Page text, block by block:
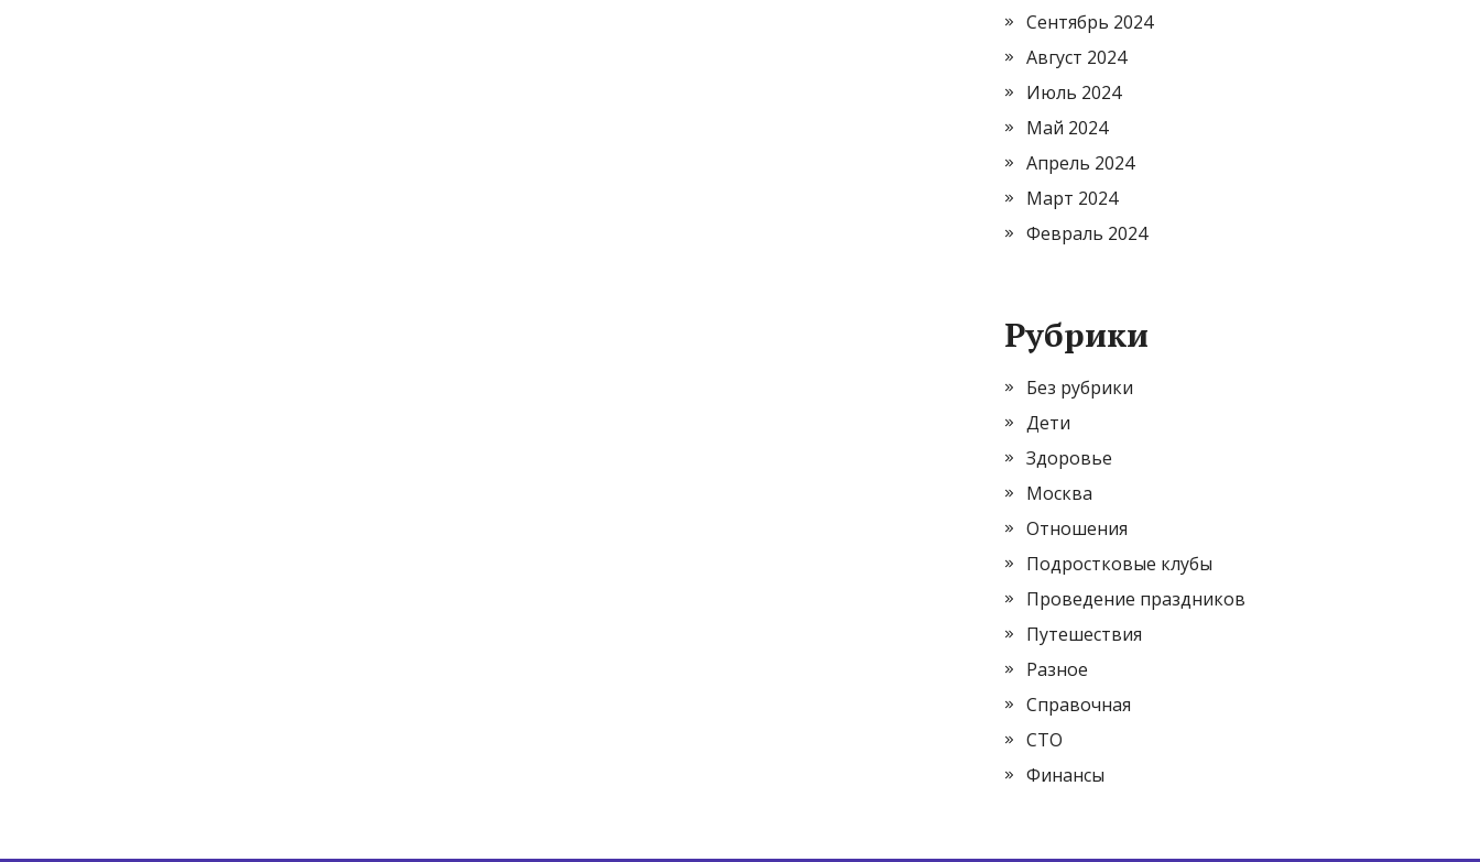
Сентябрь 2024
Август 2024
Июль 2024
Май 2024
Апрель 2024
Март 2024
Февраль 2024
Рубрики
Без рубрики
Дети
Здоровье
Москва
Отношения
Подростковые клубы
Проведение праздников
Путешествия
Разное
Справочная
СТО
Финансы